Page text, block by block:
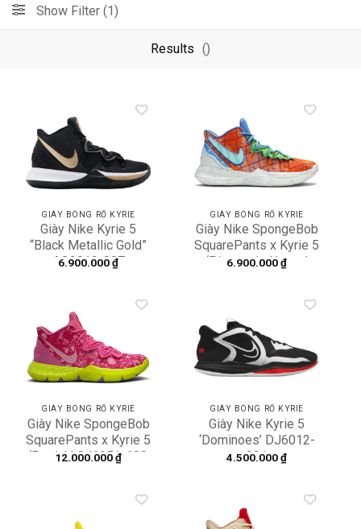
Show Filter (1)
Results ()
wishlist
GIÀY BÓNG RỔ KYRIE
Giày Nike Kyrie 5
“Black Metallic Gold”
AO2919-007
6.900.000₫
wishlist
GIÀY BÓNG RỔ KYRIE
Giày Nike SpongeBob
SquarePants x Kyrie 5
‘Pineapple House’
6.900.000₫
wishlist
GIÀY BÓNG RỔ KYRIE
Giày Nike SpongeBob
SquarePants x Kyrie 5
‘Patrick’ CJ6951-600
12.000.000₫
wishlist
GIÀY BÓNG RỔ KYRIE
Giày Nike Kyrie 5
‘Dominoes’ DJ6012-
001
4.500.000₫